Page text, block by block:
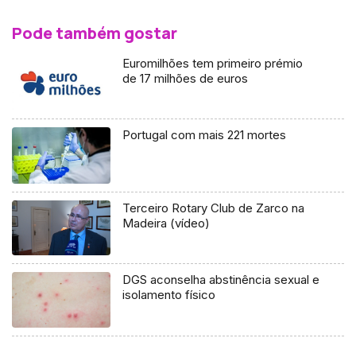
Pode também gostar
Euromilhões tem primeiro prémio
de 17 milhões de euros
Portugal com mais 221 mortes
Terceiro Rotary Club de Zarco na
Madeira (vídeo)
DGS aconselha abstinência sexual e
isolamento físico